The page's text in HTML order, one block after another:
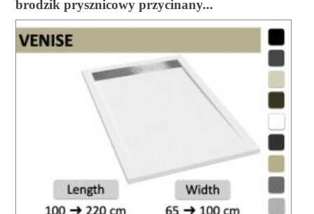
brodzik prysznicowy przycinany...